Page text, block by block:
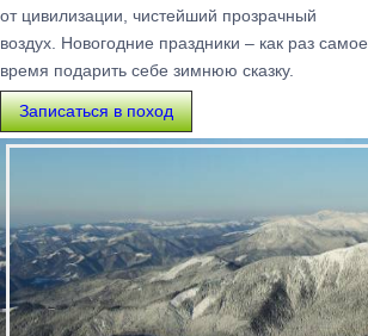
от цивилизации, чистейший прозрачный
воздух. Новогодние праздники – как раз самое
время подарить себе зимнюю сказку.
Записаться в поход